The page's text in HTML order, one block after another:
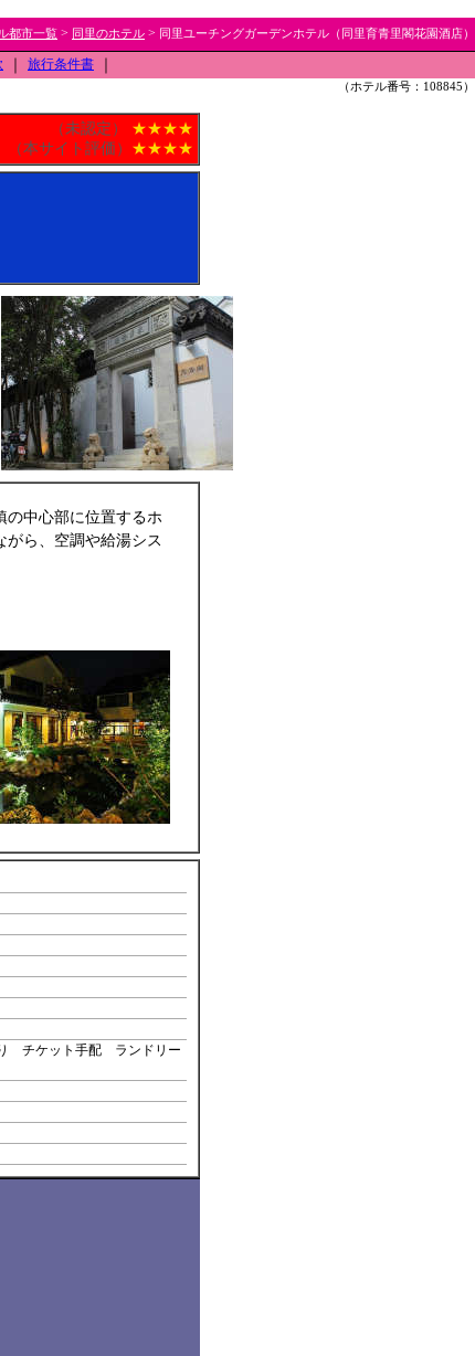
都市一覧 > 同里のホテル > 同里ユーチングガーデンホテル（同里育青里閣花園酒店）
旅行条件書
（ホテル番号：108845）
（未認定）
★★★★
（本サイト評価） ★★★★
の中心部に位置するホ
がら、空調や給湯シス
チケット手配 ランドリー